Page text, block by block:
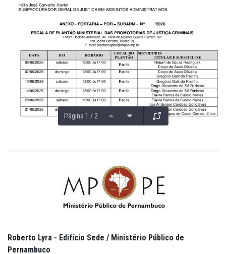
Página 1 / 2
Roberto Lyra - Edifício Sede / Ministério Público de
Pernambuco